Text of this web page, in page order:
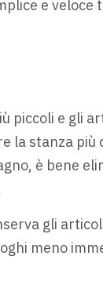
e veloce
piccoli e gli
la stanza più
è bene
gli
meno